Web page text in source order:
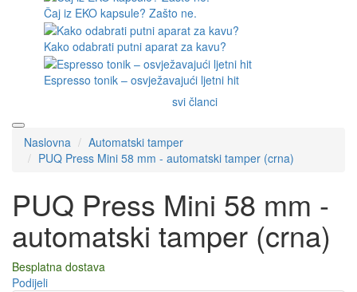
Čaj iz EKO kapsule? Zašto ne.
Kako odabrati putni aparat za kavu?
Espresso tonik – osvježavajući ljetni hit
svi članci
Naslovna
Automatski tamper
PUQ Press Mini 58 mm - automatski tamper (crna)
PUQ Press Mini 58 mm -
automatski tamper (crna)
Besplatna dostava
Podijeli